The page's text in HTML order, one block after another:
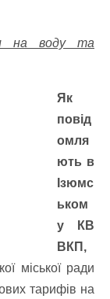
на воду та
Як
повід
омля
ють в
Ізюмс
ьком
у КВ
ВКП,
міської ради
тарифів на